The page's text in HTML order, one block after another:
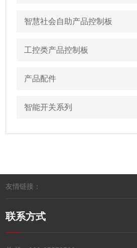
智慧社会自助产品控制板
工控类产品控制板
产品配件
智能开关系列
友情链接：
联系方式